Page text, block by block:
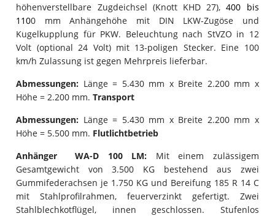
höhenverstellbare Zugdeichsel (Knott KHD 27),400 bis
1100 mm Anhängehöhe mit DIN LKW-Zugöse und
Kugelkupplung für PKW. Beleuchtung nach StVZO in 12
Volt (optional 24 Volt) mit 13-poligen Stecker. Eine 100
km/h Zulassung ist gegen Mehrpreis lieferbar.
Abmessungen: Länge = 5.430 mm x Breite 2.200 mm x
Höhe = 2.200 mm.Transport
Abmessungen: Länge = 5.430 mm x Breite 2.200 mm x
Höhe = 5.500 mm. Flutlichtbetrieb
Anhänger WA-D 100 LM: Mit einem zulässigem
Gesamtgewicht von 3.500 KG bestehend aus zwei
Gummifederachsen je 1.750 KG und Bereifung 185 R 14 C
mit Stahlprofilrahmen, feuerverzinkt gefertigt. Zwei
Stahlblechkotflügel, innen geschlossen. Stufenlos